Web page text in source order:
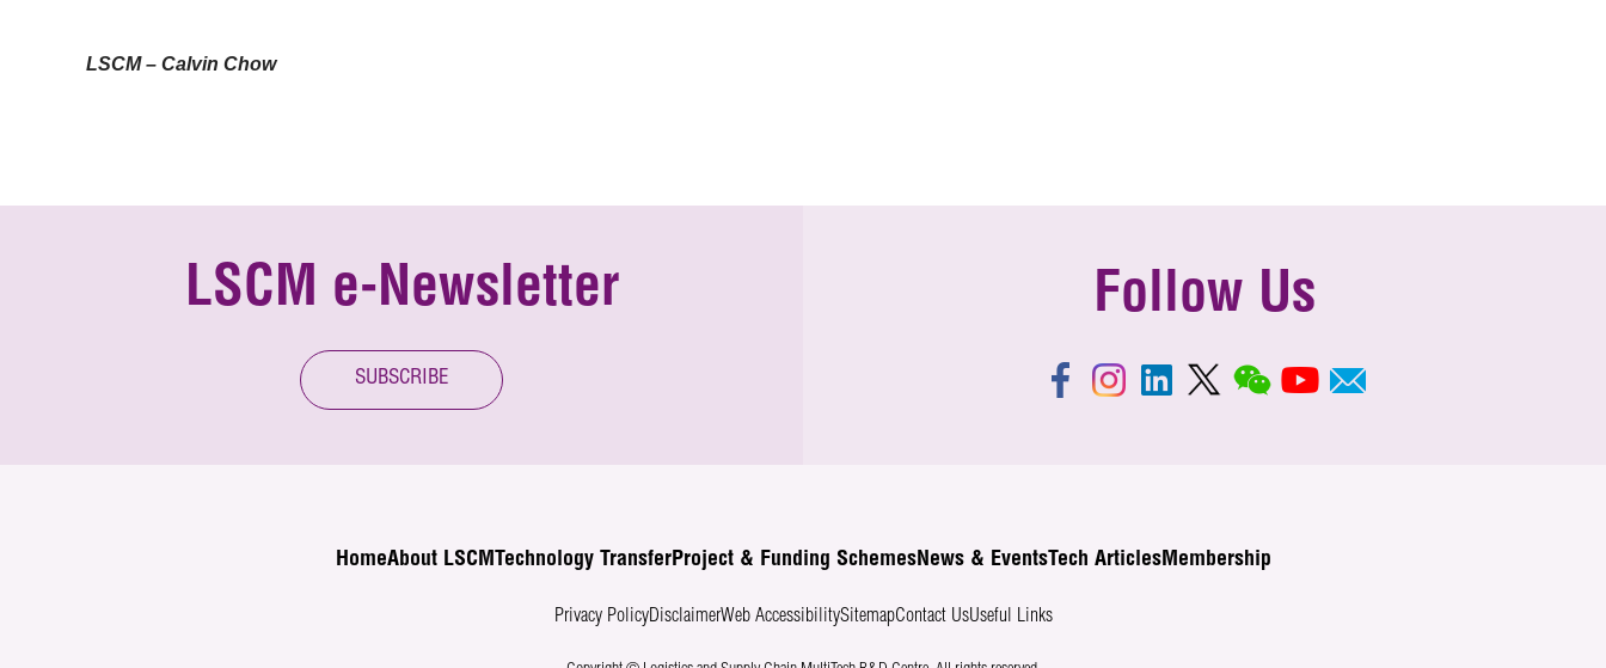
LSCM – Calvin Chow
LSCM e-Newsletter
SUBSCRIBE
Follow Us
HomeAbout LSCM Technology TransferProject & Funding SchemesNews & EventsTech ArticlesMembership
Privacy PolicyDisclaimerWeb AccessibilitySitemapContact UsUseful Links